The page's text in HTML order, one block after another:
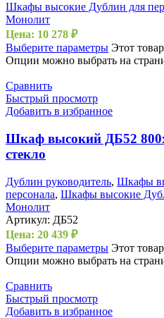
Шкафы высокие Дублин для
Монолит
Цена: 10 278 ₽
Выберите параметры Этот
Опции можно выбрать на
Сравнить
Быстрый просмотр
Добавить в избранное
Шкаф высокий ДБ52
стекло
Дублин руководитель, Шкафы
персонала, Шкафы высокие
Монолит
Артикул: ДБ52
Цена: 20 439 ₽
Выберите параметры Этот
Опции можно выбрать на
Сравнить
Быстрый просмотр
Добавить в избранное